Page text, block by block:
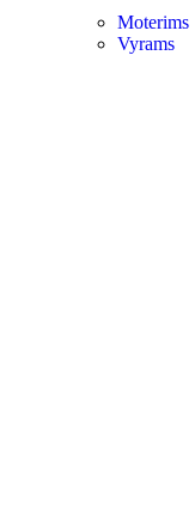
Moterims
Vyrams